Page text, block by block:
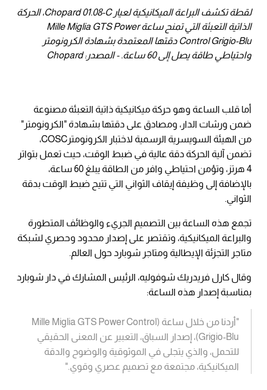
لقطة تكشف البراعة الميكانيكية لعيار Chopard 01.08-C، الحركة
الذاتية التعبئة التي تمنح ساعة Mille Miglia GTS Power
Control Grigio-Blu دقتها المعتمدة بشهادة الكرونومتر
واحتياطي طاقة يصل إلى 60 ساعة. - المصدر: Chopard
أما قلب الساعة وهو حركة ميكانيكية ذاتية التعبئة مصنوعة
ضمن ورشات الدار، ومصادق على دقتها بشهادة "الكرونومتر"
من الهيئة السويسرية الرسمية لاختبار الكرونومترCOSC،
تضمن آلية الحركة دقة عالية في ضبط الوقت، حيث تعمل بتواتر
4 هرتز، وتؤمن احتياطي وافر من الطاقة يبلغ 60 ساعة،
بالإضافة إلى وظيفة إيقاف الثواني التي تتيح ضبط الوقت بدقة
الثواني.
تجمع هذه الساعة بين التصميم الجريء والوظائف المتطورة
والبراعة الميكانيكية، وتقتصر على إصدار محدود وحصري لشبكة
متاجر التجزئة الإيطالية ومتاجر شوبارد حول العالم.
وقال كارل فريدريك شوفوليه، الرئيس المشارك في دار شوبارد
بمناسبة إصدار هذه الساعة:
"أردنا من خلال ساعة (Mille Miglia GTS Power Control
Grigio-Blu)، إصدار السباق، التعبير عن المعنى الحقيقي
للتحمل، والذي يتجلى في الموثوقية والوضوح والدقة
الميكانيكية، مجتمعة مع تصميم عصري وقوي."